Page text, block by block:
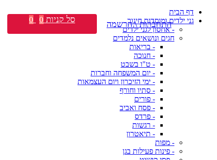
דף הבית
גני ילדים ומוסדות חינוך
- אחסון לגני ילדים
חגים ונושאים נלמדים
- בריאות
- חנוכה
- ט"ו בשבט
- יום המשפחה וחברות
- ימי הזיכרון ויום העצמאות
- סתיו וחורף
- פורים
- פסח ואביב
- פרדס
- רגשות
- תיאטרון
- מפות
- פינות פעילות בגן
התחברות \ הרשמה סל קניות 0
0